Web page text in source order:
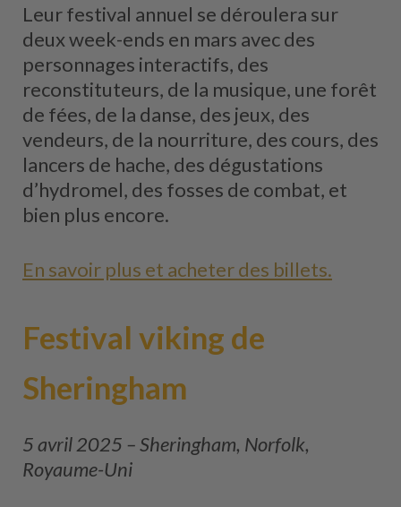
Leur festival annuel se déroulera sur
deux week-ends en mars avec des
personnages interactifs, des
reconstituteurs, de la musique, une forêt
de fées, de la danse, des jeux, des
vendeurs, de la nourriture, des cours, des
lancers de hache, des dégustations
d’hydromel, des fosses de combat, et
bien plus encore.
En savoir plus et acheter des billets.
Festival viking de
Sheringham
5 avril 2025 – Sheringham, Norfolk,
Royaume-Uni